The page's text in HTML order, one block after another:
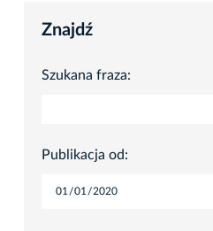
Znajdź
Szukana fraza:
Publikacja od: